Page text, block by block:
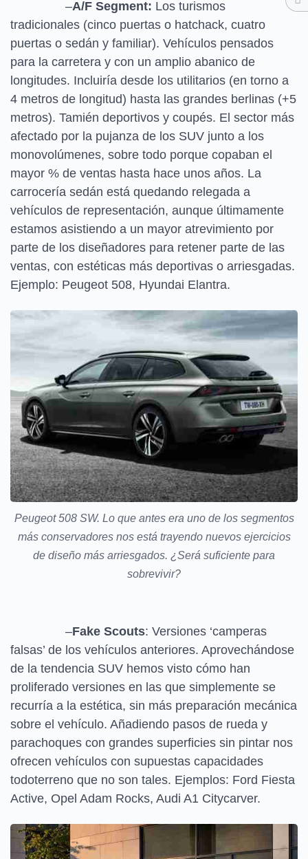
–A/F Segment: Los turismos
tradicionales (cinco puertas o hatchack, cuatro
puertas o sedán y familiar). Vehículos pensados
para la carretera y con un amplio abanico de
longitudes. Incluiría desde los utilitarios (en torno a
4 metros de longitud) hasta las grandes berlinas (+5
metros). Tamién deportivos y coupés. El sector más
afectado por la pujanza de los SUV junto a los
monovolúmenes, sobre todo porque copaban el
mayor % de ventas hasta hace unos años. La
carrocería sedán está quedando relegada a
vehículos de representación, aunque últimamente
estamos asistiendo a un mayor atrevimiento por
parte de los diseñadores para retener parte de las
ventas, con estéticas más deportivas o arriesgadas.
Ejemplo: Peugeot 508, Hyundai Elantra.
Peugeot 508 SW. Lo que antes era uno de los segmentos
más conservadores nos está trayendo nuevos ejercicios
de diseño más arriesgados. ¿Será suficiente para
sobrevivir?
–Fake Scouts: Versiones ‘camperas
falsas’ de los vehículos anteriores. Aprovechándose
de la tendencia SUV hemos visto cómo han
proliferado versiones en las que simplemente se
recurría a la estética, sin más preparación mecánica
sobre el vehículo. Añadiendo pasos de rueda y
parachoques con grandes superficies sin pintar nos
ofrecen vehículos con supuestas capacidades
todoterreno que no son tales. Ejemplos: Ford Fiesta
Active, Opel Adam Rocks, Audi A1 Citycarver.